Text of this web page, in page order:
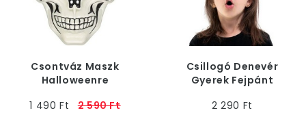
Csontváz Maszk
Halloweenre
1 490 Ft
2 590 Ft
Csillogó Denevér
Gyerek Fejpánt
2 290 Ft